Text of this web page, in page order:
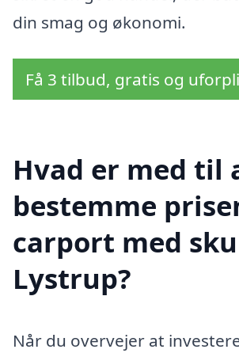
din smag og økonomi.
Få 3 tilbud, gratis og
Hvad er med til
bestemme
carport med
Lystrup?
Når du overvejer at